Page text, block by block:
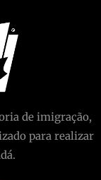
de imigração,
para realizar